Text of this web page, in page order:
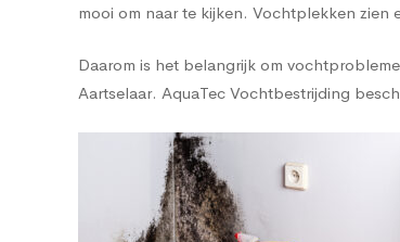
mooi om naar te kijken. Vochtplekken zien
Daarom is het belangrijk om
Aartselaar. AquaTec Vochtbestrijding